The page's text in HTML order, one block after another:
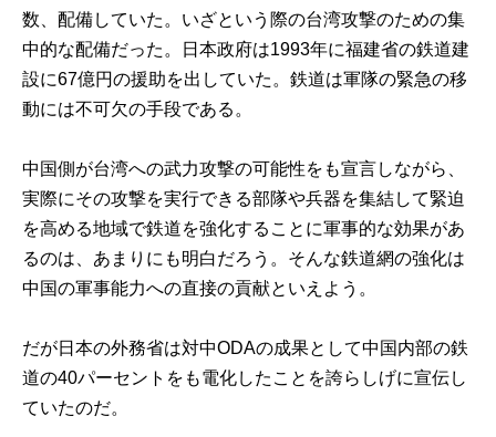
数、配備していた。いざという際の台湾攻撃のための集
中的な配備だった。日本政府は1993年に福建省の鉄道建
設に67億円の援助を出していた。鉄道は軍隊の緊急の移
動には不可欠の手段である。
中国側が台湾への武力攻撃の可能性をも宣言しながら、
実際にその攻撃を実行できる部隊や兵器を集結して緊迫
を高める地域で鉄道を強化することに軍事的な効果があ
るのは、あまりにも明白だろう。そんな鉄道網の強化は
中国の軍事能力への直接の貢献といえよう。
だが日本の外務省は対中ODAの成果として中国内部の鉄
道の40パーセントをも電化したことを誇らしげに宣伝し
ていたのだ。